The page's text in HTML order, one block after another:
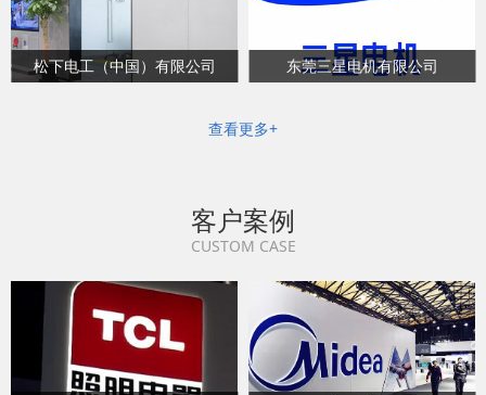
松下电工（中国）有限公司 东莞三星电机有限公司
查看更多+
客户案例
CUSTOM CASE